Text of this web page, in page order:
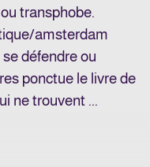
transphobe.
amsterdam
défendre ou
ponctue le livre de
ne trouvent ...